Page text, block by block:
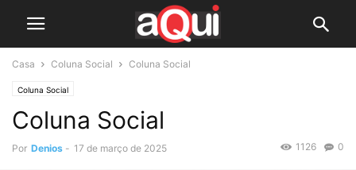
Casa Coluna Social Coluna Social
Coluna Social
Coluna Social
Por Denios - 17 de março de 2025 0
1126